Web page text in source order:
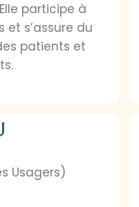
participe à
et s’assure du
patients et
Usagers)